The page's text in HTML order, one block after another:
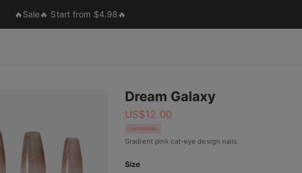
🔥Sale🔥 Start from $4.98🔥
Dream Galaxy
US$12.00
Handmade
Gradient pink cat-eye design nails
Size